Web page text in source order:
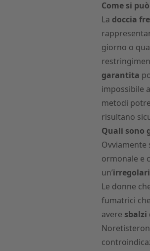
Come si
La doccia
giorno o
garantita
impossibile
metodi
risultano
Quali sono
Ovviamente
ormonale e
un’
Le donne
fumatrici
avere sbalzi